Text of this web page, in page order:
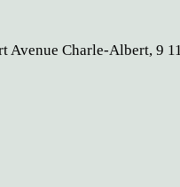
Avenue Charle-Albert, 9